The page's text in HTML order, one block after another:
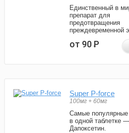
Единственный в
препарат для
предотвращения
преждевременной
от 90Р
Super P-force
100мг + 60мг
Самые популярные
в одной таблетке
Дапоксетин.